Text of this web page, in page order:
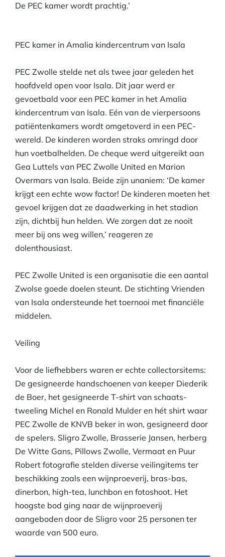
De PEC kamer wordt prachtig.’
PEC kamer in Amalia kindercentrum van Isala
PEC Zwolle stelde net als twee jaar geleden het
hoofdveld open voor Isala. Dit jaar werd er
gevoetbald voor een PEC kamer in het Amalia
kindercentrum van Isala. Eén van de vierpersoons
patiëntenkamers wordt omgetoverd in een PEC-
wereld. De kinderen worden straks omringd door
hun voetbalhelden. De cheque werd uitgereikt aan
Gea Luttels van PEC Zwolle United en Marion
Overmars van Isala. Beide zijn unaniem: ‘De kamer
krijgt een echte wow factor! De kinderen moeten het
gevoel krijgen dat ze daadwerking in het stadion
zijn, dichtbij hun helden. We zorgen dat ze nooit
meer bij ons weg willen,’ reageren ze
dolenthousiast.
PEC Zwolle United is een organisatie die een aantal
Zwolse goede doelen steunt. De stichting Vrienden
van Isala ondersteunde het toernooi met financiële
middelen.
Veiling
Voor de liefhebbers waren er echte collectorsitems:
De gesigneerde handschoenen van keeper Diederik
de Boer, het gesigneerde T-shirt van schaats-
tweeling Michel en Ronald Mulder en hét shirt waar
PEC Zwolle de KNVB beker in won, gesigneerd door
de spelers. Sligro Zwolle, Brasserie Jansen, herberg
De Witte Gans, Pillows Zwolle, Vermaat en Puur
Robert fotografie stelden diverse veilingitems ter
beschikking zoals een wijnproeverij, bras-bas,
dinerbon, high-tea, lunchbon en fotoshoot. Het
hoogste bod ging naar de wijnproeverij
aangeboden door de Sligro voor 25 personen ter
waarde van 500 euro.